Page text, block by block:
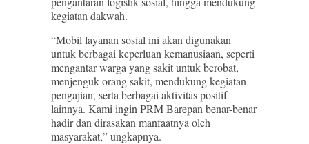
kegiatan dakwah.
“Mobil layanan sosial ini akan digunakan
untuk berbagai keperluan kemanusiaan, seperti
mengantar warga yang sakit untuk berobat,
menjenguk orang sakit, mendukung kegiatan
pengajian, serta berbagai aktivitas positif
lainnya. Kami ingin PRM Barepan benar-benar
hadir dan dirasakan manfaatnya oleh
masyarakat,” ungkapnya.